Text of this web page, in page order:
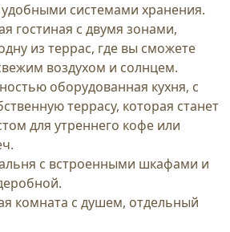
удобными системами хранения.
гостиная с двумя зонами,
из террас, где вы сможете
воздухом и солнцем.
оборудованная кухня, с
террасу, которая станет
для утреннего кофе или
с встроенными шкафами и
комната с душем, отдельный